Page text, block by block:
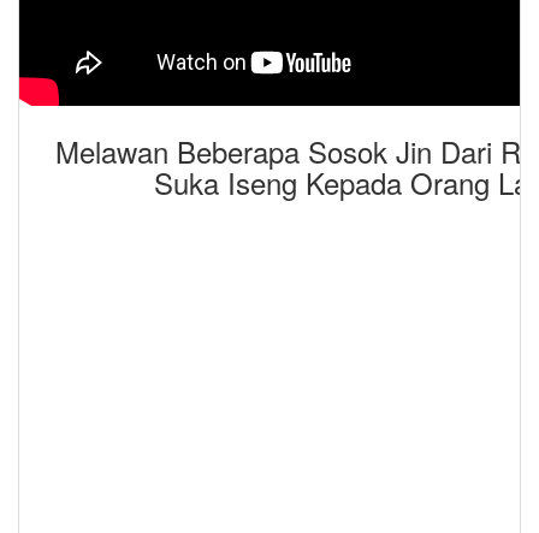
Melawan Beberapa Sosok Jin Dari
Suka Iseng Kepada Orang